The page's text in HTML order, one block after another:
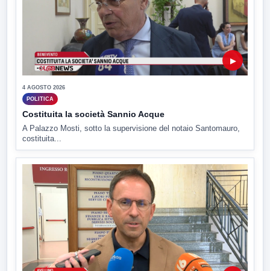
▶
4 AGOSTO 2026
POLITICA
Costituita la società Sannio Acque
A Palazzo Mosti, sotto la supervisione del notaio Santomauro,
costituita...